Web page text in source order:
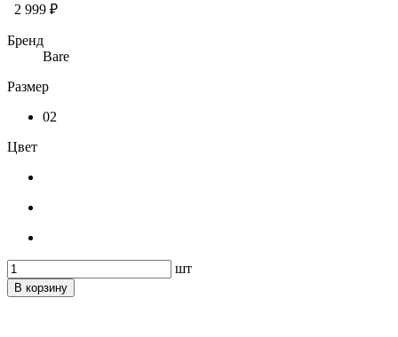
2 999 ₽
Бренд
Bare
Размер
02
Цвет
шт
В корзину